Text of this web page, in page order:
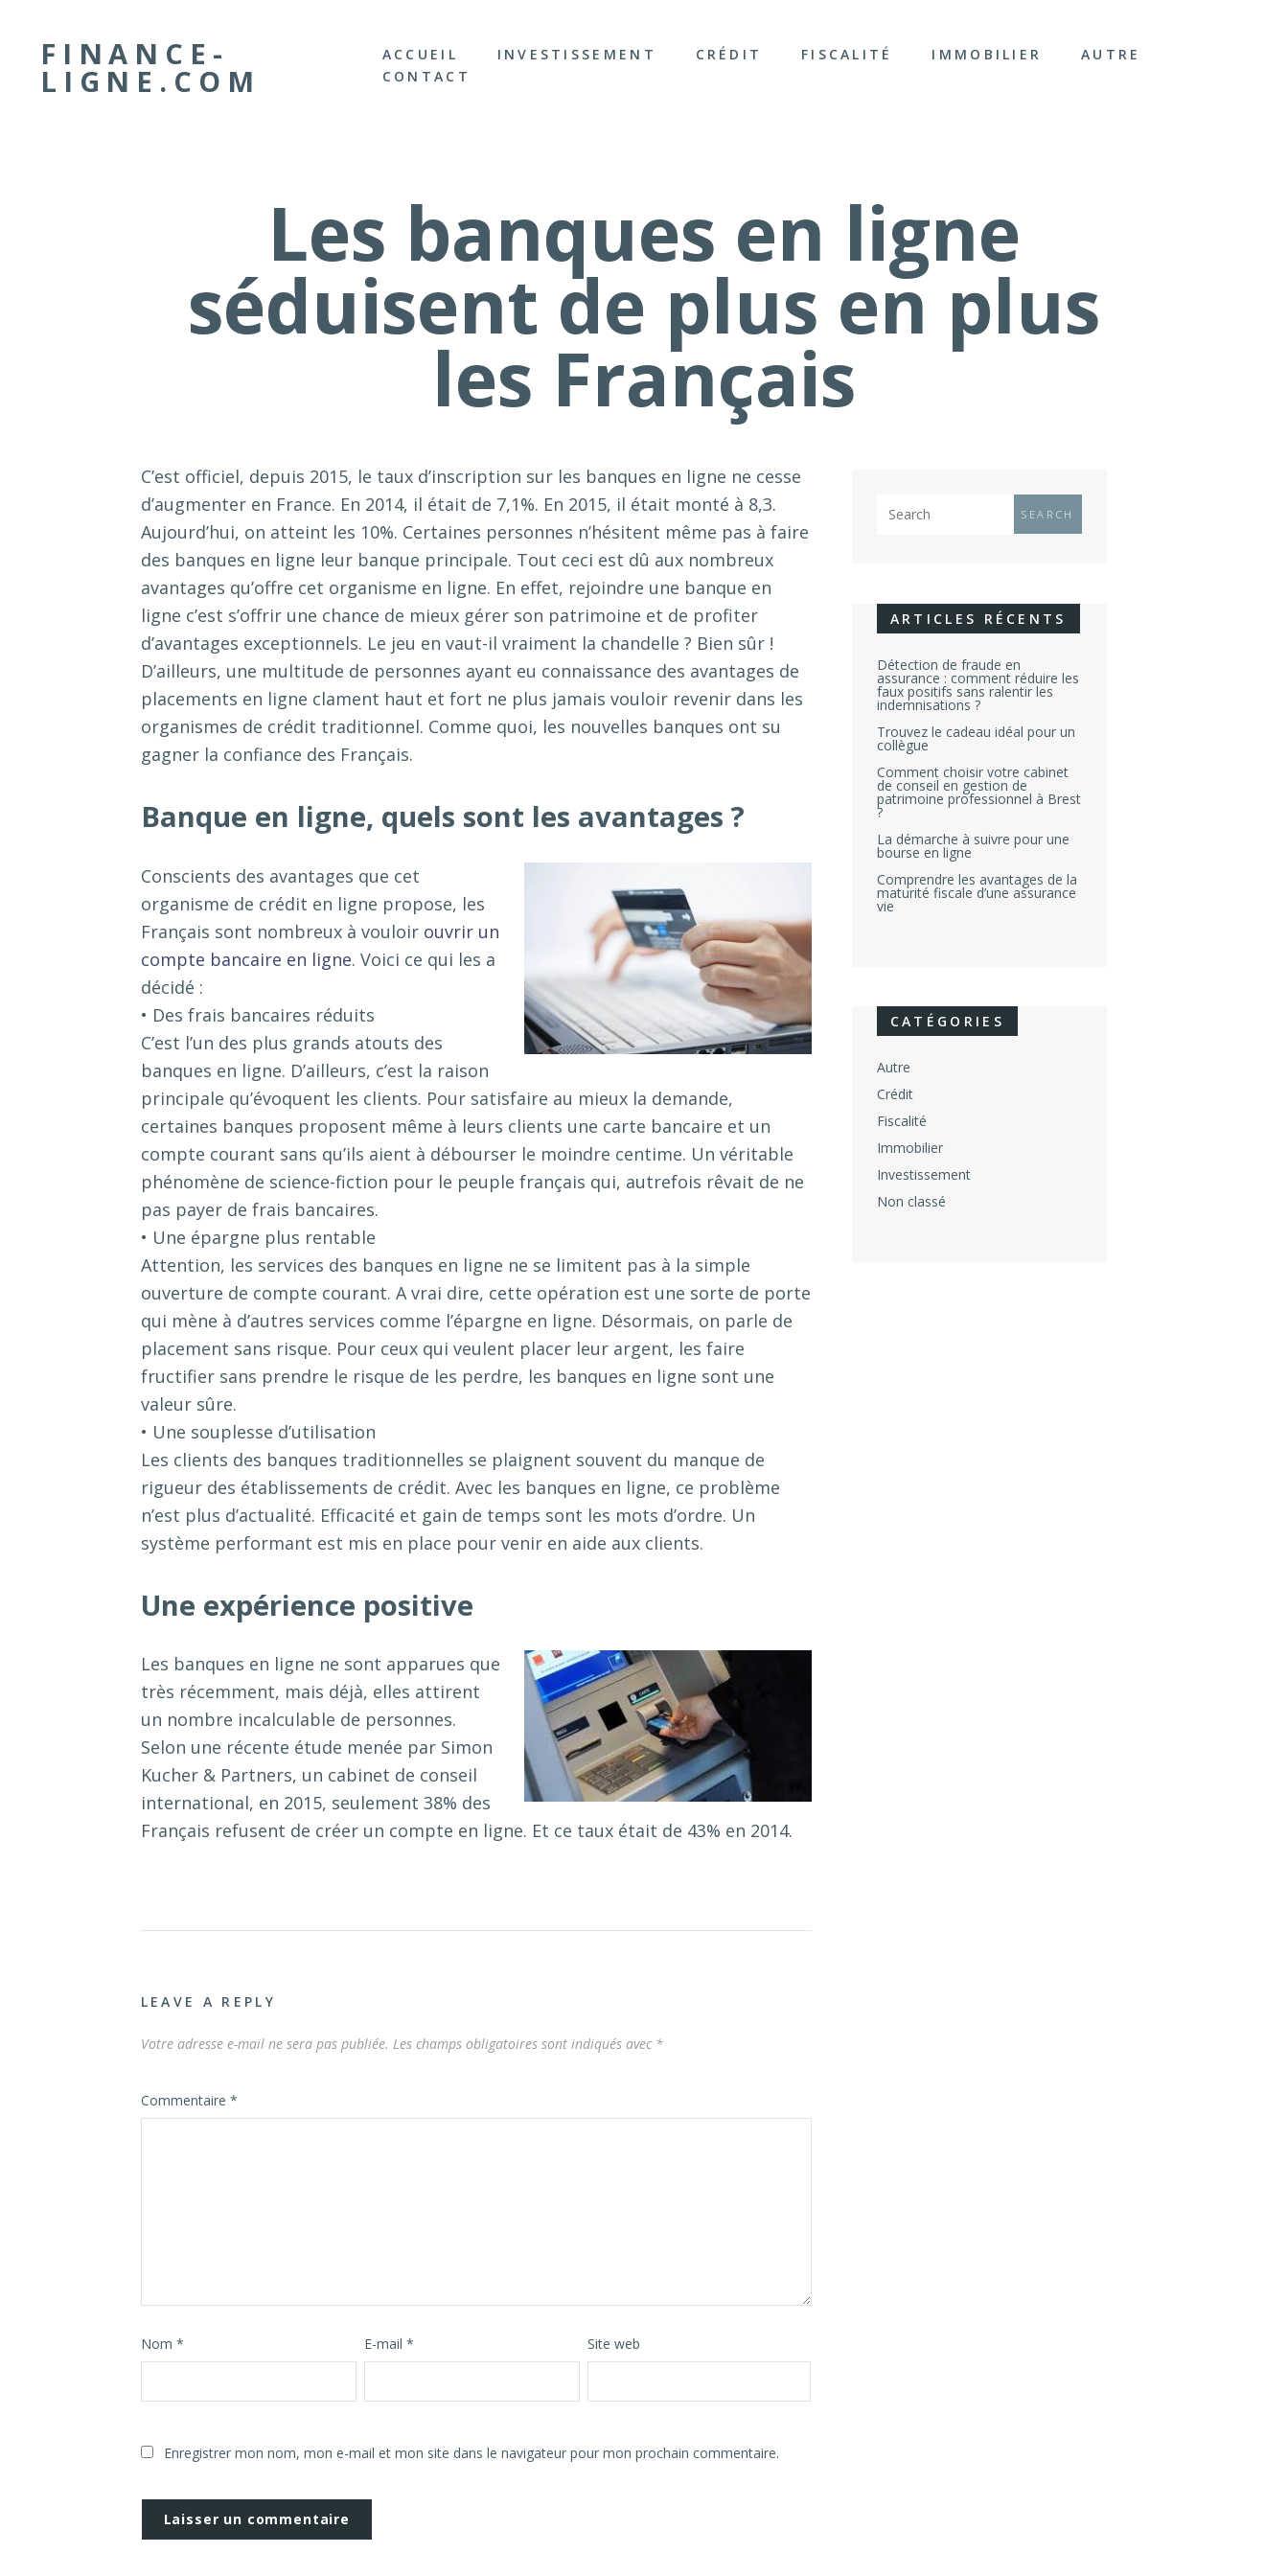
FINANCE-
LIGNE.COM
ACCUEIL INVESTISSEMENT CRÉDIT FISCALITÉ IMMOBILIER
AUTRE
CONTACT
Les banques en ligne
séduisent de plus en plus
les Français
C’est officiel, depuis 2015, le taux d’inscription sur les banques en ligne ne cesse
d’augmenter en France. En 2014, il était de 7,1%. En 2015, il était monté à 8,3.
Aujourd’hui, on atteint les 10%. Certaines personnes n’hésitent même pas à faire
des banques en ligne leur banque principale. Tout ceci est dû aux nombreux
avantages qu’offre cet organisme en ligne. En effet, rejoindre une banque en
ligne c’est s’offrir une chance de mieux gérer son patrimoine et de profiter
d’avantages exceptionnels. Le jeu en vaut-il vraiment la chandelle ? Bien sûr !
D’ailleurs, une multitude de personnes ayant eu connaissance des avantages de
placements en ligne clament haut et fort ne plus jamais vouloir revenir dans les
organismes de crédit traditionnel. Comme quoi, les nouvelles banques ont su
gagner la confiance des Français.
Banque en ligne, quels sont les avantages ?
Conscients des avantages que cet
organisme de crédit en ligne propose, les
Français sont nombreux à vouloir ouvrir un
compte bancaire en ligne. Voici ce qui les a
décidé :
• Des frais bancaires réduits
C’est l’un des plus grands atouts des
banques en ligne. D’ailleurs, c’est la raison
principale qu’évoquent les clients. Pour satisfaire au mieux la demande,
certaines banques proposent même à leurs clients une carte bancaire et un
compte courant sans qu’ils aient à débourser le moindre centime. Un véritable
phénomène de science-fiction pour le peuple français qui, autrefois rêvait de ne
pas payer de frais bancaires.
• Une épargne plus rentable
Attention, les services des banques en ligne ne se limitent pas à la simple
ouverture de compte courant. A vrai dire, cette opération est une sorte de porte
qui mène à d’autres services comme l’épargne en ligne. Désormais, on parle de
placement sans risque. Pour ceux qui veulent placer leur argent, les faire
fructifier sans prendre le risque de les perdre, les banques en ligne sont une
valeur sûre.
• Une souplesse d’utilisation
Les clients des banques traditionnelles se plaignent souvent du manque de
rigueur des établissements de crédit. Avec les banques en ligne, ce problème
n’est plus d’actualité. Efficacité et gain de temps sont les mots d’ordre. Un
système performant est mis en place pour venir en aide aux clients.
Une expérience positive
Les banques en ligne ne sont apparues que
très récemment, mais déjà, elles attirent
un nombre incalculable de personnes.
Selon une récente étude menée par Simon
Kucher & Partners, un cabinet de conseil
international, en 2015, seulement 38% des
Français refusent de créer un compte en ligne. Et ce taux était de 43% en 2014.
LEAVE A REPLY
Votre adresse e-mail ne sera pas publiée. Les champs obligatoires sont indiqués avec *
Commentaire *
Nom * E-mail * Site web
Enregistrer mon nom, mon e-mail et mon site dans le navigateur pour mon prochain commentaire.
ARTICLES RÉCENTS
Détection de fraude en
assurance : comment réduire les
faux positifs sans ralentir les
indemnisations ?
Trouvez le cadeau idéal pour un
collègue
Comment choisir votre cabinet
de conseil en gestion de
patrimoine professionnel à Brest
?
La démarche à suivre pour une
bourse en ligne
Comprendre les avantages de la
maturité fiscale d’une assurance
vie
CATÉGORIES
Autre
Crédit
Fiscalité
Immobilier
Investissement
Non classé